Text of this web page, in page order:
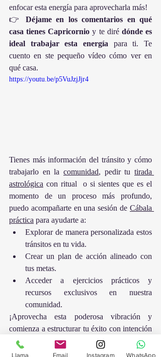
enfocar esta energía para aprovecharla más!
👉 Déjame en los comentarios en qué
casa tienes Capricornio y te diré dónde es
ideal trabajar esta energía para ti. Te
cuento en ste pequeño vídeo cómo ver en
qué casa.
https://youtu.be/p5VuJzjJjr4
Tienes más información del tránsito y cómo
trabajarlo en la comunidad, pedir tu tirada
astrológica con ritual  o si sientes que es el
momento de un proceso más profundo,
puedo acompañarte en una sesión de Cábala
práctica para ayudarte a:
Explorar de manera personalizada estos
tránsitos en tu vida.
Crear un plan de acción alineado con
tus metas.
Acceder a ejercicios prácticos y
recursos exclusivos en nuestra
comunidad.
¡Aprovecha esta poderosa vibración y
comienza a estructurar tu éxito con intención
y sabiduría!
Llama Email Instagram WhatsApp